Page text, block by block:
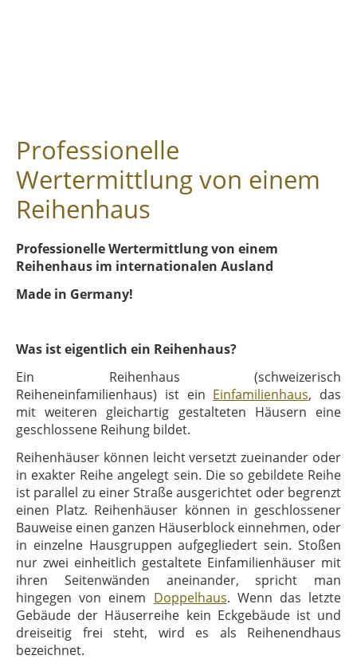
Professionelle
Wertermittlung von einem
Reihenhaus
Professionelle Wertermittlung von einem
Reihenhaus im internationalen Ausland
Made in Germany!
Was ist eigentlich ein Reihenhaus?
Ein Reihenhaus (schweizerisch
Reiheneinfamilienhaus) ist ein Einfamilienhaus, das
mit weiteren gleichartig gestalteten Häusern eine
geschlossene Reihung bildet.
Reihenhäuser können leicht versetzt zueinander oder
in exakter Reihe angelegt sein. Die so gebildete Reihe
ist parallel zu einer Straße ausgerichtet oder begrenzt
einen Platz. Reihenhäuser können in geschlossener
Bauweise einen ganzen Häuserblock einnehmen, oder
in einzelne Hausgruppen aufgegliedert sein. Stoßen
nur zwei einheitlich gestaltete Einfamilienhäuser mit
ihren Seitenwänden aneinander, spricht man
hingegen von einem Doppelhaus. Wenn das letzte
Gebäude der Häuserreihe kein Eckgebäude ist und
dreiseitig frei steht, wird es als Reihenendhaus
bezeichnet.